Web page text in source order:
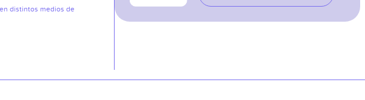
distintos medios de